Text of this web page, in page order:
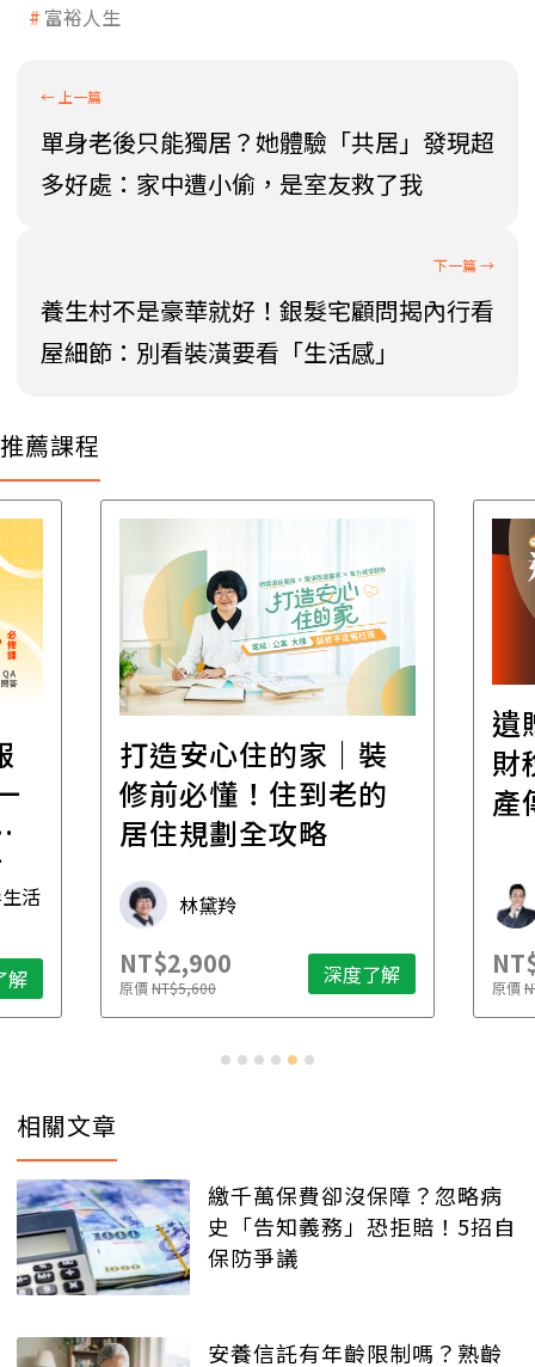
富裕人生
單身老後只能獨居？她體驗「共居」發現超
多好處：家中遭小偷，是室友救了我
養生村不是豪華就好！銀髮宅顧問揭內行看
屋細節：別看裝潢要看「生活感」
推薦課程
活
解
打造安心住的家｜裝
修前必懂！住到老的
居住規劃全攻略
林黛羚
NT$2,900
原價NT$5,600 深度了解
遺
財
產
原價
相關文章
繳千萬保費卻沒保障？忽略病
史「告知義務」恐拒賠！5招自
保防爭議
安養信託有年齡限制嗎？熟齡